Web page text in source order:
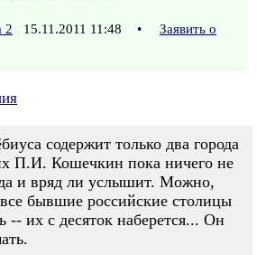
2 15.11.2011 11:48 •
Заявить о
содержит только два города
П.И. Кошечкин пока ничего не
и вряд ли услышит. Можно,
бывшие российские столицы
-- их с десяток наберется... Он